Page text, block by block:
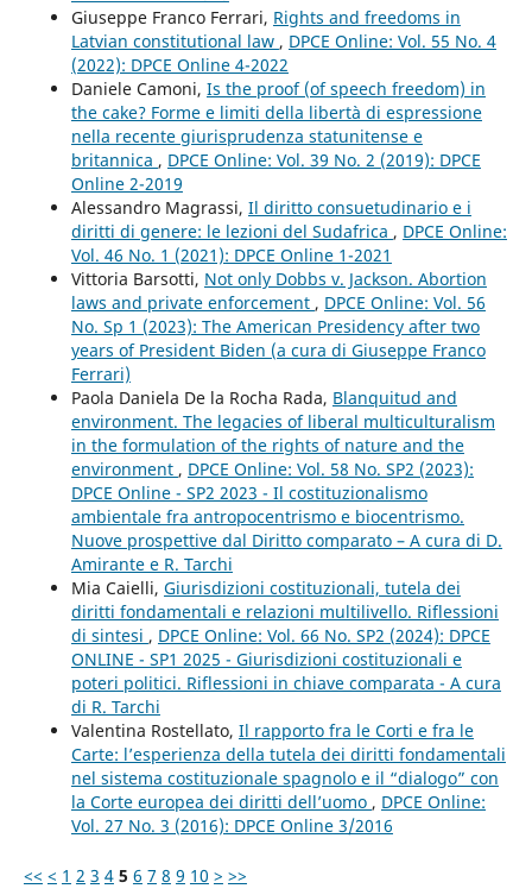
Giuseppe Franco Ferrari, Rights and freedoms in
Latvian constitutional law , DPCE Online: Vol. 55 No. 4
(2022): DPCE Online 4-2022
Daniele Camoni, Is the proof (of speech freedom) in
the cake? Forme e limiti della libertà di espressione
nella recente giurisprudenza statunitense e
britannica , DPCE Online: Vol. 39 No. 2 (2019): DPCE
Online 2-2019
Alessandro Magrassi, Il diritto consuetudinario e i
diritti di genere: le lezioni del Sudafrica , DPCE Online:
Vol. 46 No. 1 (2021): DPCE Online 1-2021
Vittoria Barsotti, Not only Dobbs v. Jackson. Abortion
laws and private enforcement , DPCE Online: Vol. 56
No. Sp 1 (2023): The American Presidency after two
years of President Biden (a cura di Giuseppe Franco
Ferrari)
Paola Daniela De la Rocha Rada, Blanquitud and
environment. The legacies of liberal multiculturalism
in the formulation of the rights of nature and the
environment , DPCE Online: Vol. 58 No. SP2 (2023):
DPCE Online - SP2 2023 - Il costituzionalismo
ambientale fra antropocentrismo e biocentrismo.
Nuove prospettive dal Diritto comparato – A cura di D.
Amirante e R. Tarchi
Mia Caielli, Giurisdizioni costituzionali, tutela dei
diritti fondamentali e relazioni multilivello. Riflessioni
di sintesi , DPCE Online: Vol. 66 No. SP2 (2024): DPCE
ONLINE - SP1 2025 - Giurisdizioni costituzionali e
poteri politici. Riflessioni in chiave comparata - A cura
di R. Tarchi
Valentina Rostellato, Il rapporto fra le Corti e fra le
Carte: l’esperienza della tutela dei diritti fondamentali
nel sistema costituzionale spagnolo e il “dialogo” con
la Corte europea dei diritti dell’uomo , DPCE Online:
Vol. 27 No. 3 (2016): DPCE Online 3/2016
<< < 1 2 3 4 5 6 7 8 9 10 > >>